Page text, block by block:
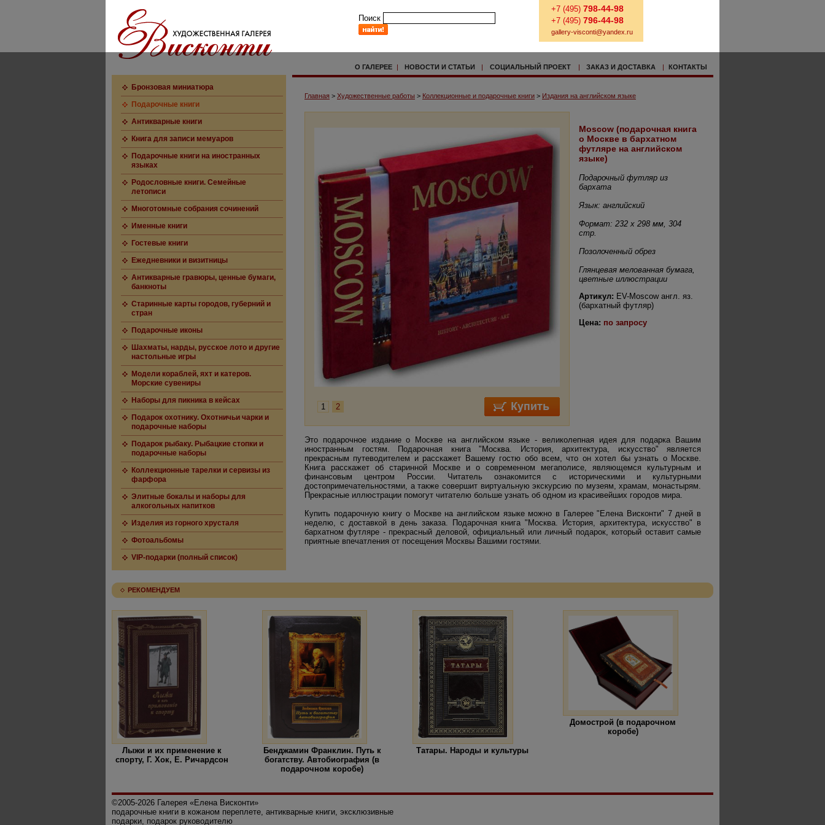
Поиск
+7 (495) 798-44-98
+7 (495) 796-44-98
gallery-visconti@yandex.ru
О ГАЛЕРЕЕ | НОВОСТИ И СТАТЬИ | СОЦИАЛЬНЫЙ ПРОЕКТ | ЗАКАЗ И ДОСТАВКА | КОНТАКТЫ
Бронзовая миниатюра
Подарочные книги
Антикварные книги
Книга для записи мемуаров
Подарочные книги на иностранных
языках
Родословные книги. Семейные
летописи
Многотомные собрания сочинений
Именные книги
Гостевые книги
Ежедневники и визитницы
Антикварные гравюры, ценные бумаги,
банкноты
Старинные карты городов, губерний и
стран
Подарочные иконы
Шахматы, нарды, русское лото и другие
настольные игры
Модели кораблей, яхт и катеров.
Морские сувениры
Наборы для пикника в кейсах
Подарок охотнику. Охотничьи чарки и
подарочные наборы
Подарок рыбаку. Рыбацкие стопки и
подарочные наборы
Коллекционные тарелки и сервизы из
фарфора
Элитные бокалы и наборы для
алкогольных напитков
Изделия из горного хрусталя
Фотоальбомы
VIP-подарки (полный список)
Главная > Художественные работы > Коллекционные и подарочные книги > Издания на английском языке
1 2
Moscow (подарочная книга
о Москве в бархатном
футляре на английском
языке)
Подарочный футляр из
бархата
Язык: английский
Формат: 232 х 298 мм, 304
стр.
Позолоченный обрез
Глянцевая мелованная бумага,
цветные иллюстрации
Артикул: EV-Moscow англ. яз.
(бархатный футляр)
Цена: по запросу
Это подарочное издание о Москве на английском языке - великолепная идея для подарка Вашим
иностранным гостям. Подарочная книга "Москва. История, архитектура, искусство" является
прекрасным путеводителем и расскажет Вашему гостю обо всем, что он хотел бы узнать о Москве.
Книга расскажет об старинной Москве и о современном мегаполисе, являющемся культурным и
финансовым центром России. Читатель ознакомится с историческими и культурными
достопримечательностями, а также совершит виртуальную экскурсию по музеям, храмам, монастырям.
Прекрасные иллюстрации помогут читателю больше узнать об одном из красивейших городов мира.
Купить подарочную книгу о Москве на английском языке можно в Галерее "Елена Висконти" 7 дней в
неделю, с доставкой в день заказа. Подарочная книга "Москва. История, архитектура, искусство" в
бархатном футляре - прекрасный деловой, официальный или личный подарок, который оставит самые
приятные впечатления от посещения Москвы Вашими гостями.
РЕКОМЕНДУЕМ
Лыжи и их применение к
спорту, Г. Хок, Е. Ричардсон
Бенджамин Франклин. Путь к
богатству. Автобиография (в
подарочном коробе)
Татары. Народы и культуры
Домострой (в подарочном
коробе)
©2005-2026 Галерея «Елена Висконти»
подарочные книги в кожаном переплете, антикварные книги, эксклюзивные
подарки, подарок руководителю